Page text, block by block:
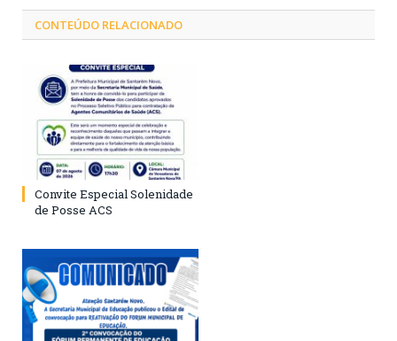
CONTEÚDO RELACIONADO
Convite Especial Solenidade
de Posse ACS